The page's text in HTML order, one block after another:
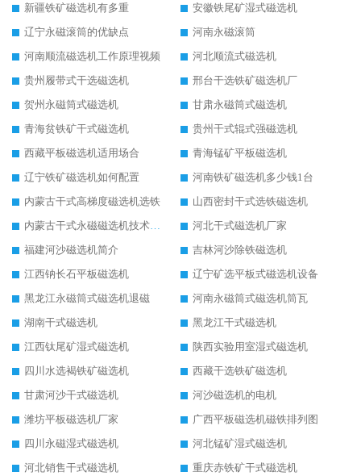
新疆铁矿磁选机有多重
安徽铁尾矿湿式磁选机
辽宁永磁滚筒的优缺点
河南永磁滚筒
河南顺流磁选机工作原理视频
河北顺流式磁选机
贵州履带式干选磁选机
邢台干选铁矿磁选机厂
贺州永磁筒式磁选机
甘肃永磁筒式磁选机
青海贫铁矿干式磁选机
贵州干式辊式强磁选机
西藏平板磁选机适用场合
青海锰矿平板磁选机
辽宁铁矿磁选机如何配置
河南铁矿磁选机多少钱1台
内蒙古干式高梯度磁选机选铁
山西密封干式选铁磁选机
河北干式磁选机厂家
福建河沙磁选机简介
吉林河沙除铁磁选机
江西钠长石平板磁选机
辽宁矿选平板式磁选机设备
黑龙江永磁筒式磁选机退磁
河南永磁筒式磁选机筒瓦
湖南干式磁选机
黑龙江干式磁选机
江西钛尾矿湿式磁选机
陕西实验用室湿式磁选机
四川水选褐铁矿磁选机
西藏干选铁矿磁选机
甘肃河沙干式磁选机
河沙磁选机的电机
潍坊平板磁选机厂家
广西平板磁选机磁铁排列图
四川永磁湿式磁选机
河北锰矿湿式磁选机
河北销售干式磁选机
重庆赤铁矿干式磁选机